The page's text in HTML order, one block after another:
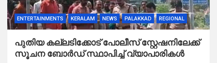
ENTERTAINMENTS KERALAM NEWS PALAKKAD REGIONAL
പുതിയ കല്ലടിക്കോട് പോലീസ് സ്റ്റേഷനിലേക്ക്
സൂചന ബോർഡ് സ്ഥാപിച്ച് വ്യാപാരികൾ